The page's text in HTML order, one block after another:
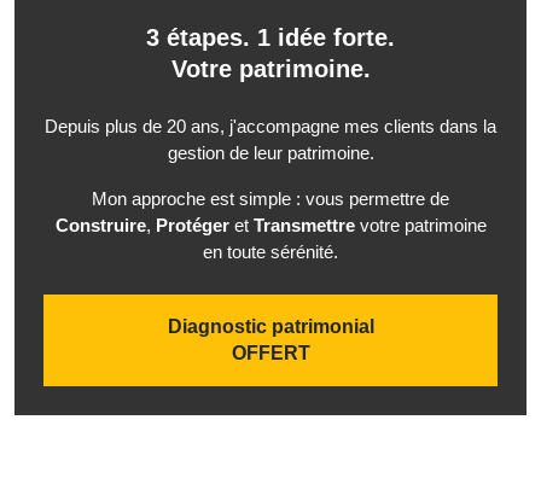
3 étapes. 1 idée forte.
Votre patrimoine.
Depuis plus de 20 ans, j'accompagne mes clients dans la
gestion de leur patrimoine.
Mon approche est simple : vous permettre de
Construire, Protégeret Transmettrevotre patrimoine
en toute sérénité.
Diagnostic patrimonial
OFFERT